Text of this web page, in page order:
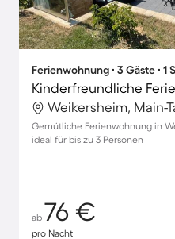
Ferienwohnung ∙ 3 Gäste ∙ 1
Gemütliche Ferienwohnung in
ideal für bis zu 3 Personen
ab 76 €
pro Nacht